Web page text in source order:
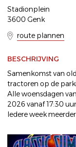
Stadionplein
3600 Genk
route plannen
BESCHRIJVING
Samenkomst van
tractoren op de
Alle woensdagen
2026 vanaf 17:30 uur
Iedere week